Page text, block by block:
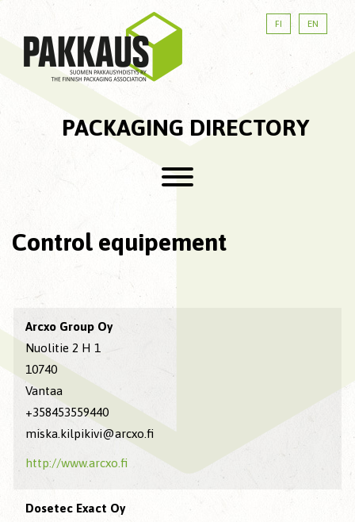
FI EN
PACKAGING DIRECTORY
Control equipement
Arcxo Group Oy
Nuolitie 2 H 1
10740
Vantaa
+358453559440
miska.kilpikivi@arcxo.fi
http://www.arcxo.fi
Dosetec Exact Oy